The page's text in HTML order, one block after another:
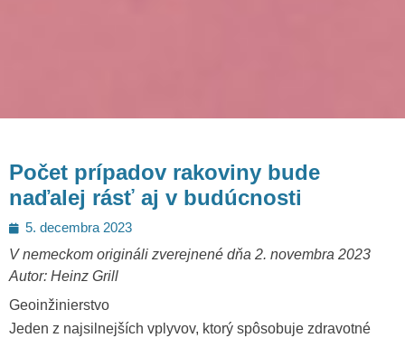
Počet prípadov rakoviny bude
naďalej rásť aj v budúcnosti
Posted
on
5. decembra 2023
V nemeckom origináli zverejnené dňa 2. novembra 2023
Autor: Heinz Grill
Geoinžinierstvo
Jeden z najsilnejších vplyvov, ktorý spôsobuje zdravotné